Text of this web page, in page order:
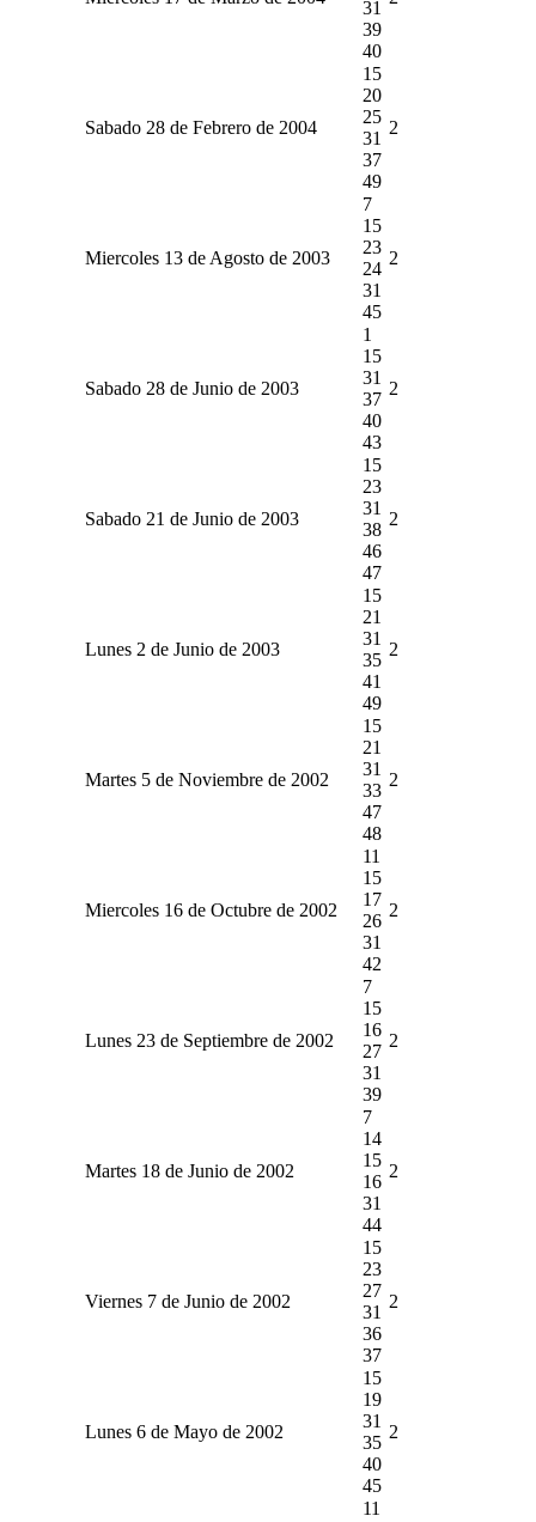
31
39
40
Sabado 28 de Febrero de 2004
15
20
25
31
37
49
2
Miercoles 13 de Agosto de 2003
7
15
23
24
31
45
2
Sabado 28 de Junio de 2003
1
15
31
37
40
43
2
Sabado 21 de Junio de 2003
15
23
31
38
46
47
2
Lunes 2 de Junio de 2003
15
21
31
35
41
49
2
Martes 5 de Noviembre de 2002
15
21
31
33
47
48
2
Miercoles 16 de Octubre de 2002
11
15
17
26
31
42
2
Lunes 23 de Septiembre de 2002
7
15
16
27
31
39
2
Martes 18 de Junio de 2002
7
14
15
16
31
44
2
Viernes 7 de Junio de 2002
15
23
27
31
36
37
2
Lunes 6 de Mayo de 2002
15
19
31
35
40
45
2
11